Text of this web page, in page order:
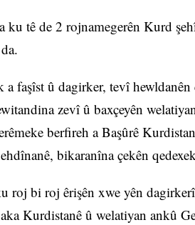
ku tê de 2 rojnamegerên Kurd
a faşîst û dagirker, tevî
zevî û baxçeyên
berfireh a Başûrê
bikaranîna çekên
roj bi roj êrişên xwe yên
Kurdistanê û welatiyan ankû